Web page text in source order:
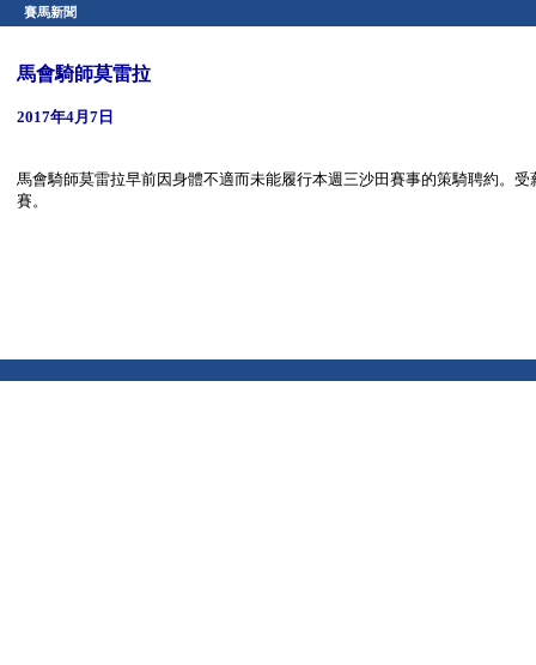
賽馬新聞
馬會騎師莫雷拉
2017年4月7日
馬會騎師莫雷拉早前因身體不適而未能履行本週三沙田賽事的策騎聘約。
賽。